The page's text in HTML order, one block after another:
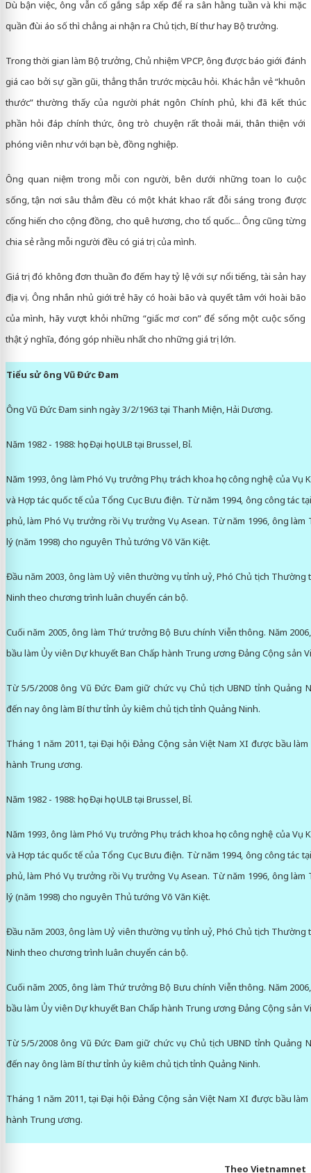
Dù bận việc, ông vẫn cố gắng sắp xếp để ra sân hằng tuần và khi mặc
quần đùi áo số thì chẳng ai nhận ra Chủ tịch, Bí thư hay Bộ trưởng.
Trong thời gian làm Bộ trưởng, Chủ nhiệm VPCP, ông được báo giới đánh
giá cao bởi sự gần gũi, thẳng thắn trước mọi câu hỏi. Khác hẳn vẻ “khuôn
thước” thường thấy của người phát ngôn Chính phủ, khi đã kết thúc
phần hỏi đáp chính thức, ông trò chuyện rất thoải mái, thân thiện với
phóng viên như với bạn bè, đồng nghiệp.
Ông quan niệm trong mỗi con người, bên dưới những toan lo cuộc
sống, tận nơi sâu thẳm đều có một khát khao rất đỗi sáng trong được
cống hiến cho cộng đồng, cho quê hương, cho tổ quốc... Ông cũng từng
chia sẻ rằng mỗi người đều có giá trị của mình.
Giá trị đó không đơn thuần đo đếm hay tỷ lệ với sự nổi tiếng, tài sản hay
địa vị. Ông nhắn nhủ giới trẻ hãy có hoài bão và quyết tâm với hoài bão
của mình, hãy vượt khỏi những “giấc mơ con” để sống một cuộc sống
thật ý nghĩa, đóng góp nhiều nhất cho những giá trị lớn.
Tiểu sử ông Vũ Đức Đam
Ông Vũ Đức Đam sinh ngày 3/2/1963 tại Thanh Miện, Hải Dương.
Năm 1982 - 1988: học Đại học ULB tại Brussel, Bỉ.
Năm 1993, ông làm Phó Vụ trưởng Phụ trách khoa học công nghệ của Vụ
và Hợp tác quốc tế của Tổng Cục Bưu điện. Từ năm 1994, ông công tác
phủ, làm Phó Vụ trưởng rồi Vụ trưởng Vụ Asean. Từ năm 1996, ông làm
lý (năm 1998) cho nguyên Thủ tướng Võ Văn Kiệt.
Đầu năm 2003, ông làm Uỷ viên thường vụ tỉnh uỷ, Phó Chủ tịch Thường
Ninh theo chương trình luân chuyển cán bộ.
Cuối năm 2005, ông làm Thứ trưởng Bộ Bưu chính Viễn thông. Năm
bầu làm Ủy viên Dự khuyết Ban Chấp hành Trung ương Đảng Cộng sản
Từ 5/5/2008 ông Vũ Đức Đam giữ chức vụ Chủ tịch UBND tỉnh Quảng
đến nay ông làm Bí thư tỉnh ủy kiêm chủ tịch tỉnh Quảng Ninh.
Tháng 1 năm 2011, tại Đại hội Đảng Cộng sản Việt Nam XI được bầu
hành Trung ương.
Năm 1982 - 1988: học Đại học ULB tại Brussel, Bỉ.
Năm 1993, ông làm Phó Vụ trưởng Phụ trách khoa học công nghệ của Vụ
và Hợp tác quốc tế của Tổng Cục Bưu điện. Từ năm 1994, ông công tác
phủ, làm Phó Vụ trưởng rồi Vụ trưởng Vụ Asean. Từ năm 1996, ông làm
lý (năm 1998) cho nguyên Thủ tướng Võ Văn Kiệt.
Đầu năm 2003, ông làm Uỷ viên thường vụ tỉnh uỷ, Phó Chủ tịch Thường
Ninh theo chương trình luân chuyển cán bộ.
Cuối năm 2005, ông làm Thứ trưởng Bộ Bưu chính Viễn thông. Năm
bầu làm Ủy viên Dự khuyết Ban Chấp hành Trung ương Đảng Cộng sản
Từ 5/5/2008 ông Vũ Đức Đam giữ chức vụ Chủ tịch UBND tỉnh Quảng
đến nay ông làm Bí thư tỉnh ủy kiêm chủ tịch tỉnh Quảng Ninh.
Tháng 1 năm 2011, tại Đại hội Đảng Cộng sản Việt Nam XI được bầu
hành Trung ương.
Theo Vietnamnet